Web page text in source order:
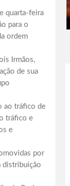
quarta-feira
para o
ordem
Irmãos,
de sua
ao tráfico de
tráfico e
e
por
distribuição